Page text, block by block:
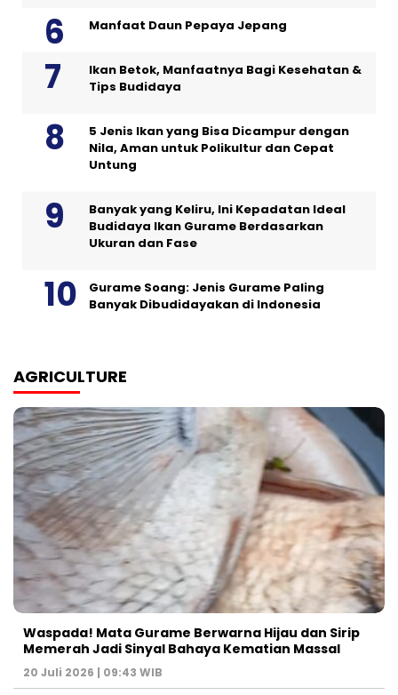
Manfaat Daun Pepaya Jepang
Ikan Betok, Manfaatnya Bagi Kesehatan &
Tips Budidaya
5 Jenis Ikan yang Bisa Dicampur dengan
Nila, Aman untuk Polikultur dan Cepat
Untung
Banyak yang Keliru, Ini Kepadatan Ideal
Budidaya Ikan Gurame Berdasarkan
Ukuran dan Fase
Gurame Soang: Jenis Gurame Paling
Banyak Dibudidayakan di Indonesia
AGRICULTURE
Waspada! Mata Gurame Berwarna Hijau dan Sirip
Memerah Jadi Sinyal Bahaya Kematian Massal
20 Juli 2026 | 09:43 WIB